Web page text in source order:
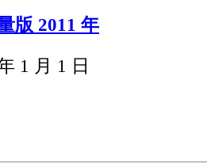
版 2011 年
1 月 1 日